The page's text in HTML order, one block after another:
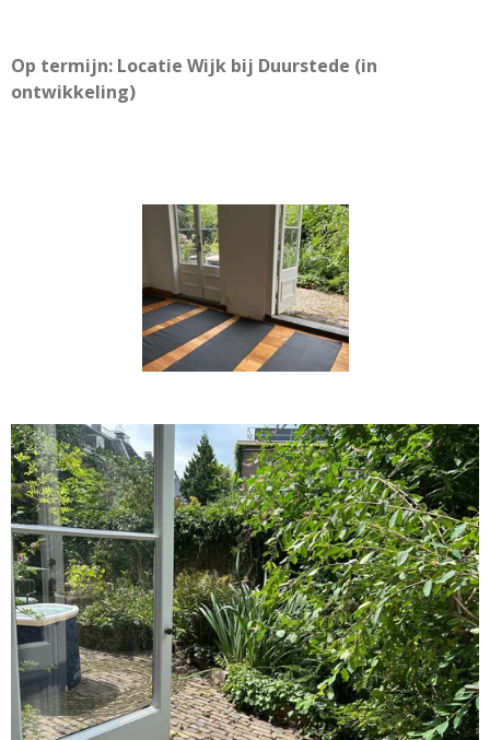
Op termijn: Locatie Wijk bij Duurstede (in
ontwikkeling)